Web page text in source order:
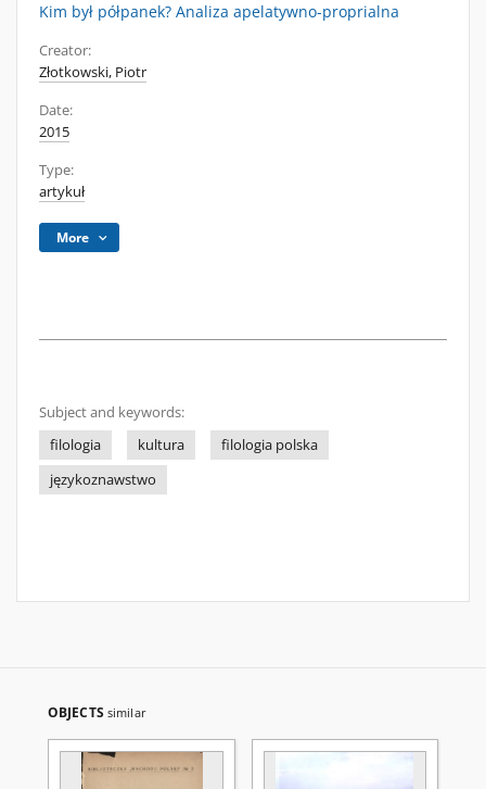
Kim był półpanek? Analiza apelatywno-proprialna
Creator:
Złotkowski, Piotr
Date:
2015
Type:
artykuł
More
Subject and keywords:
filologia
kultura
filologia polska
językoznawstwo
OBJECTS similar